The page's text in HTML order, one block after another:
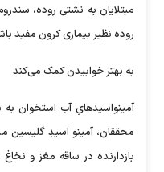
مبتلایان به نشتی روده،
روده نظیر بیماری کرون مفید
به بهتر خوابیدن کمک می‌کند
آمینواسیدهایِ آب استخوان
محققان، آمینو اسیدِ
بازدارنده در ساقه‌ مغز و